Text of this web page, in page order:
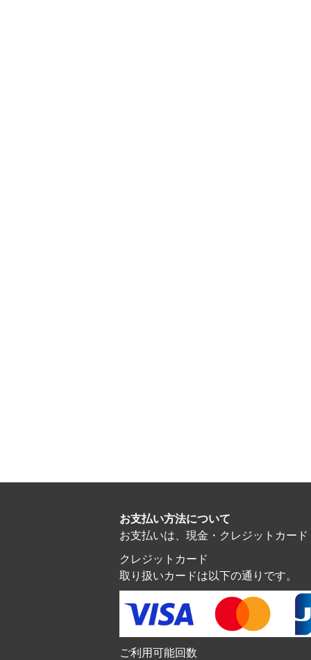
お支払い方法について
お支払いは、現金・クレジットカー
クレジットカード
取り扱いカードは以下の通りです。
ご利用可能回数